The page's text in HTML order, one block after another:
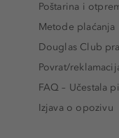
Poštarina i
Metode plaćanja
Douglas Club
Povrat/
FAQ – Učestala
Izjava o opozivu